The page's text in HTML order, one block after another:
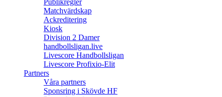
Publikregler
Matchvärdskap
Ackreditering
Kiosk
Division 2 Damer
handbollsligan.live
Livescore Handbollsligan
Livescore Profixio-Elit
Partners
Våra partners
Sponsring i Skövde HF